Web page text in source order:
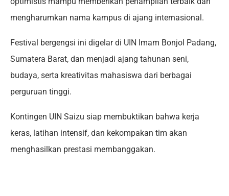
mengharumkan nama kampus di ajang internasional.
Festival bergengsi ini digelar di UIN Imam Bonjol Padang,
Sumatera Barat, dan menjadi ajang tahunan seni,
budaya, serta kreativitas mahasiswa dari berbagai
perguruan tinggi.
Kontingen UIN Saizu siap membuktikan bahwa kerja
keras, latihan intensif, dan kekompakan tim akan
menghasilkan prestasi membanggakan.